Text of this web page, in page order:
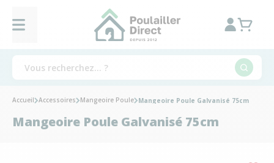
Accueil Accessoires Mangeoire Poule Mangeoire Poule Galvanisé 75cm
Mangeoire Poule Galvanisé 75cm